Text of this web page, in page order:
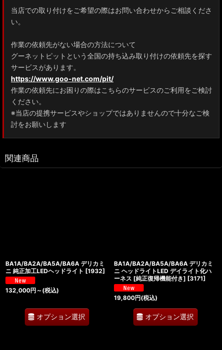
当店での取り付けをご希望の際はお問い合わせからご相談くださ
い。
作業の依頼先がない場合の方法について
グーネットピットという全国の持ち込み取り付けの依頼先を探す
サービスがあります。
https://www.goo-net.com/pit/
作業の依頼先にお困りの際はこちらのサービスのご利用をご検討
ください。
※当店の提携サービスやショップではありませんので十分なご検
討をお願いします
関連商品
BA1A/BA2A/BA5A/BA6A デリカミ
ニ 純正加工LEDヘッドライト [1932]
132,000円 ～ (税込)
オプション選択
BA1A/BA2A/BA5A/BA6A デリカミ
ニ ヘッドライトLED デイライト化ハ
ーネス [純正復帰機能付き] [3171]
19,800円(税込)
オプション選択